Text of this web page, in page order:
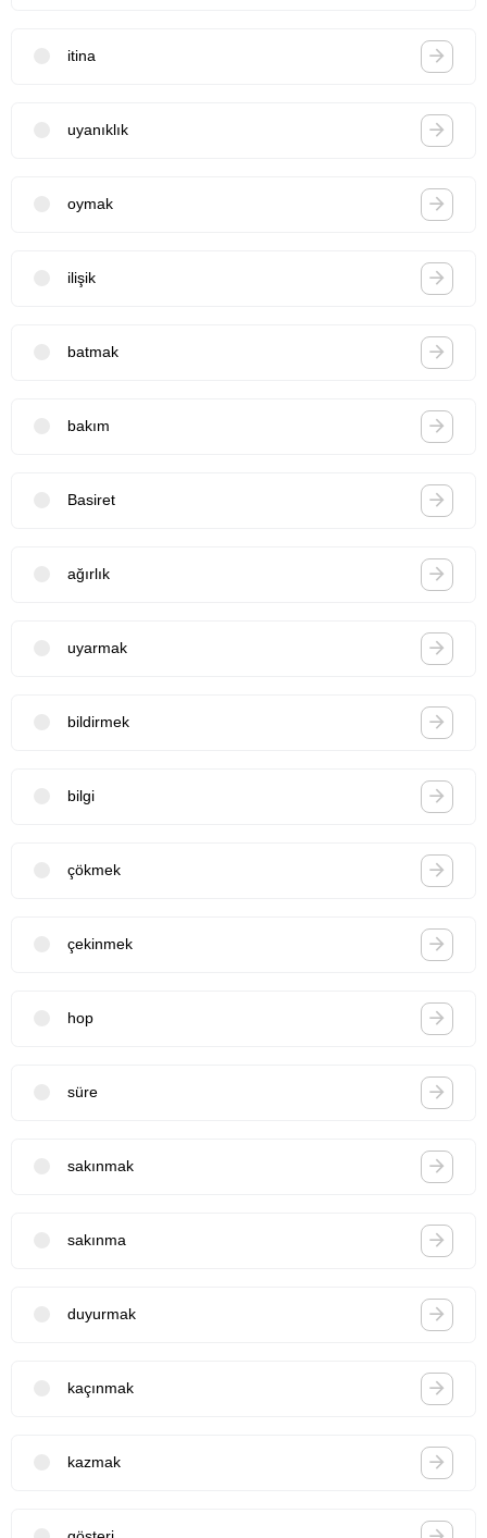
itina
uyanıklık
oymak
ilişik
batmak
bakım
Basiret
ağırlık
uyarmak
bildirmek
bilgi
çökmek
çekinmek
hop
süre
sakınmak
sakınma
duyurmak
kaçınmak
kazmak